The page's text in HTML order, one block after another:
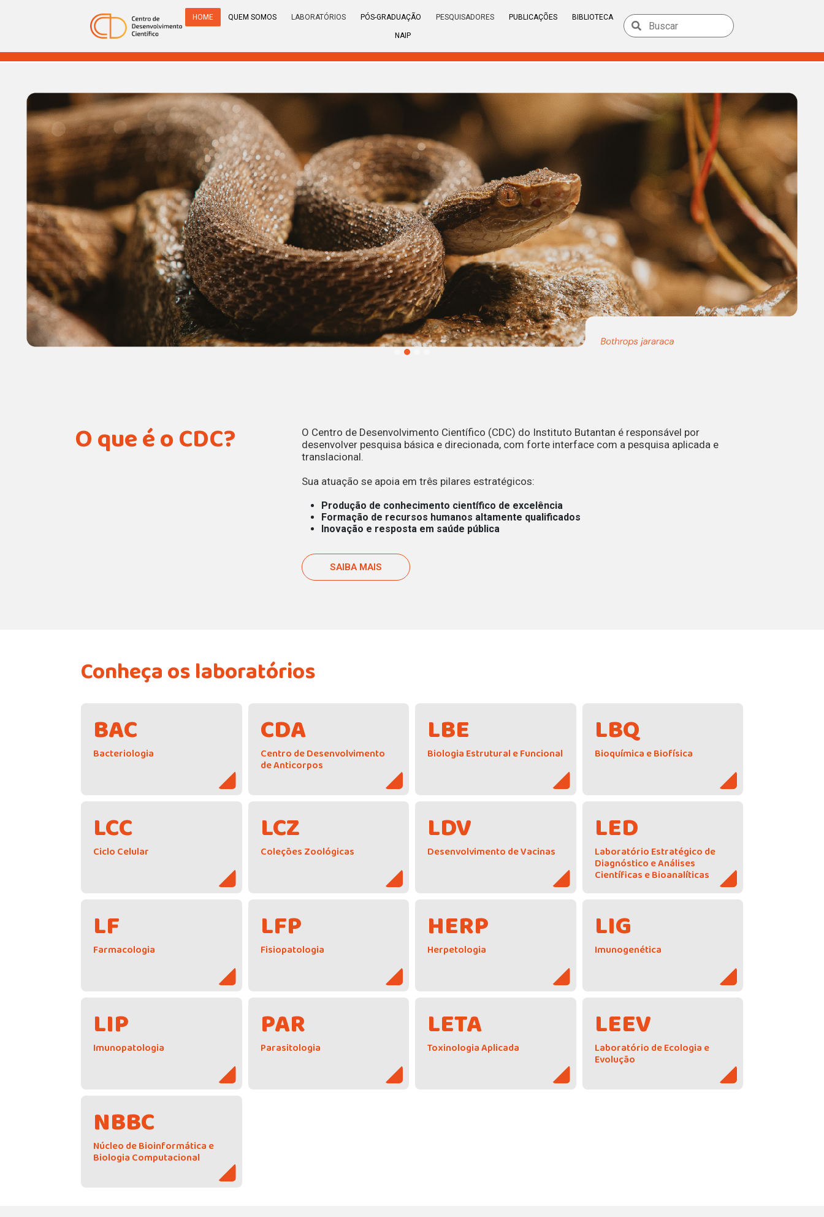
HOME QUEM SOMOS LABORATÓRIOS PÓS-GRADUAÇÃO PESQUISADORES PUBLICAÇÕES BIBLIOTECA
NAIP
Centro de
Desenvolvimento
Instituto Butantan
O que é o CDC?
O Centro de Desenvolvimento Científico (CDC) do Instituto Butantan é responsável por
desenvolver pesquisa básica e direcionada, com forte interface com a pesquisa aplicada e
translacional.
Sua atuação se apoia em três pilares estratégicos:
Produção de conhecimento científico de excelência
Formação de recursos humanos altamente qualificados
Inovação e resposta em saúde pública
SAIBA MAIS
Conheça os laboratórios
BAC
Bacteriologia
CDA
Centro de Desenvolvimento
de Anticorpos
LBE
Biologia Estrutural e Funcional
LBQ
Bioquímica e Biofísica
LCC
Ciclo Celular
LCZ
Coleções Zoológicas
LDV
Desenvolvimento de Vacinas
LED
Laboratório Estratégico de
Diagnóstico e Análises
Científicas e Bioanalíticas
LF
Farmacologia
LFP
Fisiopatologia
HERP
Herpetologia
LIG
Imunogenética
LIP
Imunopatologia
PAR
Parasitologia
LETA
Toxinologia Aplicada
LEEV
Laboratório de Ecologia e
Evolução
NBBC
Núcleo de Bioinformática e
Biologia Computacional